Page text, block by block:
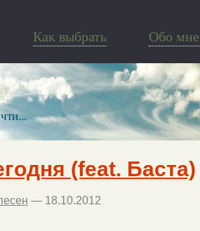
Как выбрать Обо мне
(feat. Баста)
— 18.10.2012